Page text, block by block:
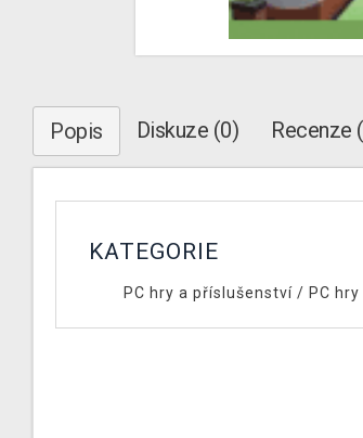
Popis Diskuze (0) Recenze
KATEGORIE
PC hry a příslušenství/ PC